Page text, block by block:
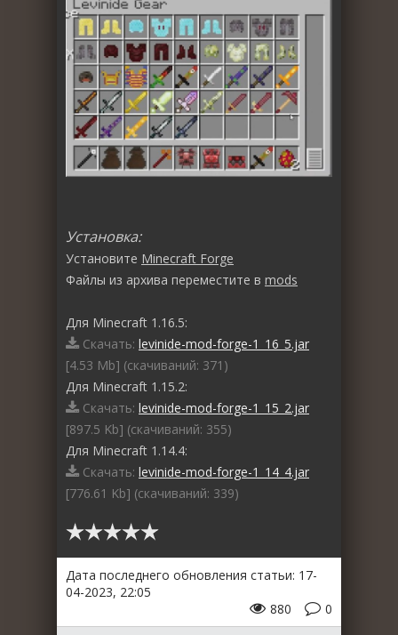
Установка:
Установите Minecraft Forge
Файлы из архива переместите в mods
Для Minecraft 1.16.5:
Скачать: levinide-mod-forge-1_16_5.jar
[4.53 Mb] (cкачиваний: 371)
Для Minecraft 1.15.2:
Скачать: levinide-mod-forge-1_15_2.jar
[897.5 Kb] (cкачиваний: 355)
Для Minecraft 1.14.4:
Скачать: levinide-mod-forge-1_14_4.jar
[776.61 Kb] (cкачиваний: 339)
Дата последнего обновления статьи: 17-
04-2023, 22:05
0
880